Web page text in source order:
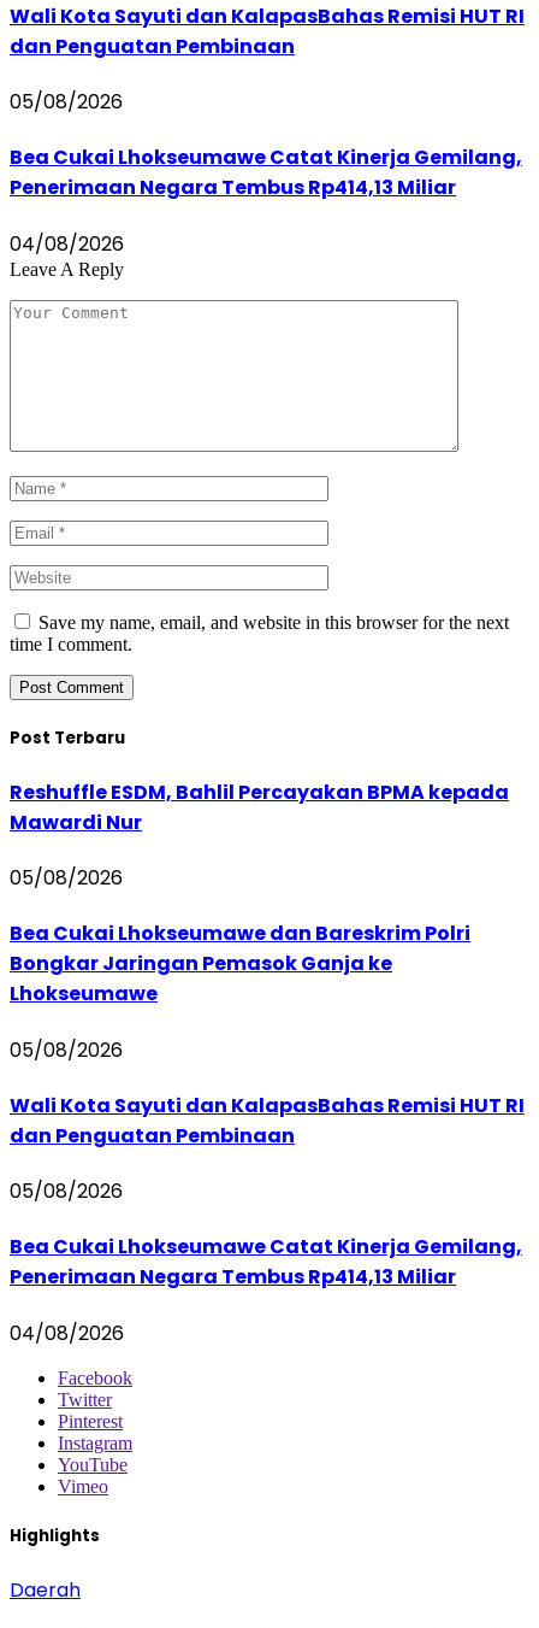
Wali Kota Sayuti dan KalapasBahas Remisi HUT RI
dan Penguatan Pembinaan
05/08/2026
Bea Cukai Lhokseumawe Catat Kinerja Gemilang,
Penerimaan Negara Tembus Rp414,13 Miliar
04/08/2026
Leave A Reply
Save my name, email, and website in this browser for the next
time I comment.
Post Terbaru
Reshuffle ESDM, Bahlil Percayakan BPMA kepada
Mawardi Nur
05/08/2026
Bea Cukai Lhokseumawe dan Bareskrim Polri
Bongkar Jaringan Pemasok Ganja ke
Lhokseumawe
05/08/2026
Wali Kota Sayuti dan KalapasBahas Remisi HUT RI
dan Penguatan Pembinaan
05/08/2026
Bea Cukai Lhokseumawe Catat Kinerja Gemilang,
Penerimaan Negara Tembus Rp414,13 Miliar
04/08/2026
Facebook
Twitter
Pinterest
Instagram
YouTube
Vimeo
Highlights
Daerah